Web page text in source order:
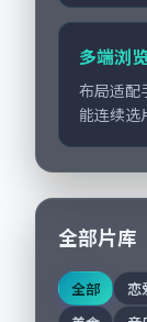
多端浏
布局适配
能连续选
全部片库
全部 恋